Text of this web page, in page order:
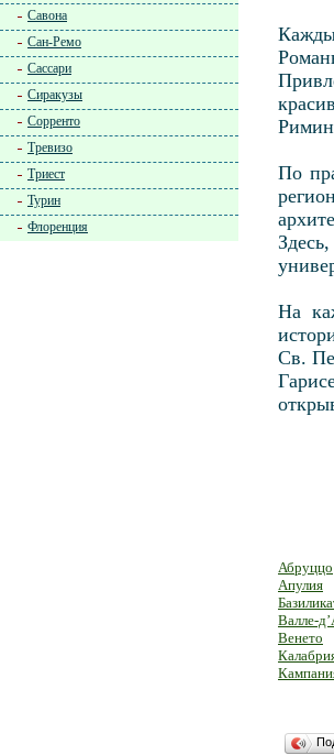
По
На
Св.
Абруццо
Апулия
Валле-
Венето
Савона
Сан-Ремо
Сассари
Сиракузы
Сорренто
Тревизо
Триест
Турин
Флоренция